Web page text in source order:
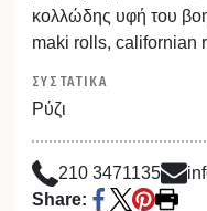
κολλώδης υφή του
maki rolls, californian
ΣΥΣΤΑΤΙΚΑ
Ρύζι
210 3471135
Share: